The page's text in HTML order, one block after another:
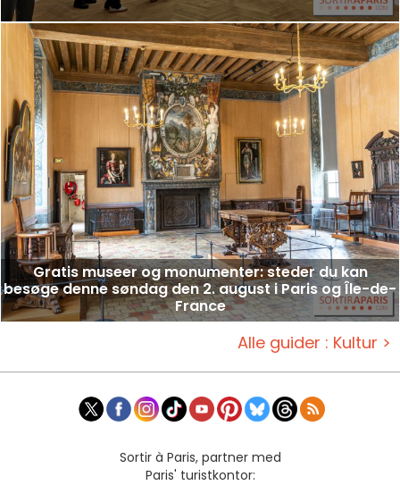
Gratis museer og monumenter: steder du kan
besøge denne søndag den 2. august i Paris og Île-de-
France
Alle guider : Kultur >
Sortir à Paris, partner med
Paris' turistkontor: